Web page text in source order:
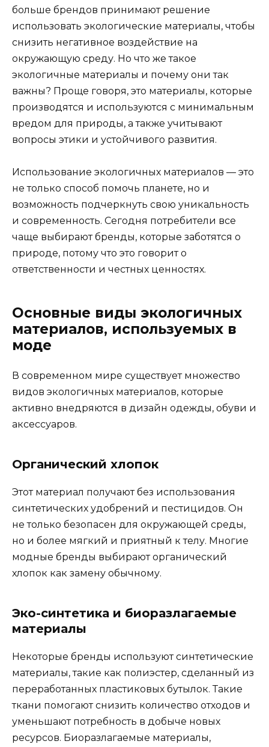
больше брендов принимают решение
использовать экологические материалы, чтобы
снизить негативное воздействие на
окружающую среду. Но что же такое
экологичные материалы и почему они так
важны? Проще говоря, это материалы, которые
производятся и используются с минимальным
вредом для природы, а также учитывают
вопросы этики и устойчивого развития.
Использование экологичных материалов — это
не только способ помочь планете, но и
возможность подчеркнуть свою уникальность
и современность. Сегодня потребители все
чаще выбирают бренды, которые заботятся о
природе, потому что это говорит о
ответственности и честных ценностях.
Основные виды экологичных
материалов, используемых в
моде
В современном мире существует множество
видов экологичных материалов, которые
активно внедряются в дизайн одежды, обуви и
аксессуаров.
Органический хлопок
Этот материал получают без использования
синтетических удобрений и пестицидов. Он
не только безопасен для окружающей среды,
но и более мягкий и приятный к телу. Многие
модные бренды выбирают органический
хлопок как замену обычному.
Эко-синтетика и биоразлагаемые
материалы
Некоторые бренды используют синтетические
материалы, такие как полиэстер, сделанный из
переработанных пластиковых бутылок. Такие
ткани помогают снизить количество отходов и
уменьшают потребность в добыче новых
ресурсов. Биоразлагаемые материалы,